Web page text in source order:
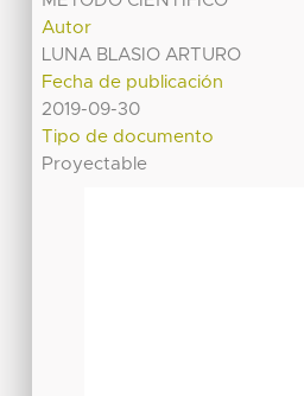
Autor
LUNA BLASIO ARTURO
Fecha de publicación
2019-09-30
Tipo de documento
Proyectable